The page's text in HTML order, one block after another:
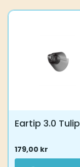
Eartip 3.0 Tulip
179,00 kr